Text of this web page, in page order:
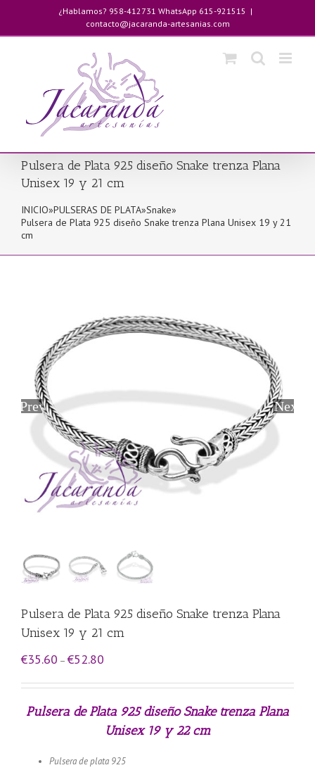
contenido
¿Hablamos? 958-412731 WhatsApp 615-921515 |
contacto@jacaranda-artesanias.com
Pulsera de Plata 925 diseño Snake trenza Plana
Unisex 19 y 21 cm
INICIO»PULSERAS DE PLATA»Snake»
Pulsera de Plata 925 diseño Snake trenza Plana Unisex 19 y 21
cm
Previous Next
Pulsera de Plata 925 diseño Snake trenza Plana
Unisex 19 y 21 cm
€35.60 –€52.80
Pulsera de Plata 925 diseño Snake trenza Plana
Unisex 19 y 22 cm
Pulsera de plata 925